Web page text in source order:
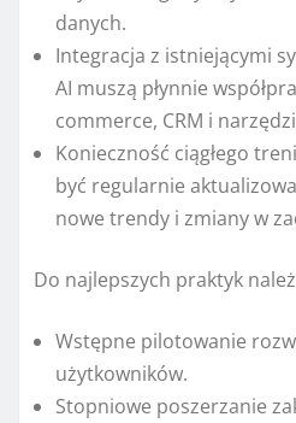
danych.
Integracja z istniejącymi
AI muszą płynnie
commerce, CRM i
Konieczność ciągłego
być regularnie
nowe trendy i zmiany w
Do najlepszych praktyk
Wstępne pilotowanie
użytkowników.
Stopniowe poszerzanie